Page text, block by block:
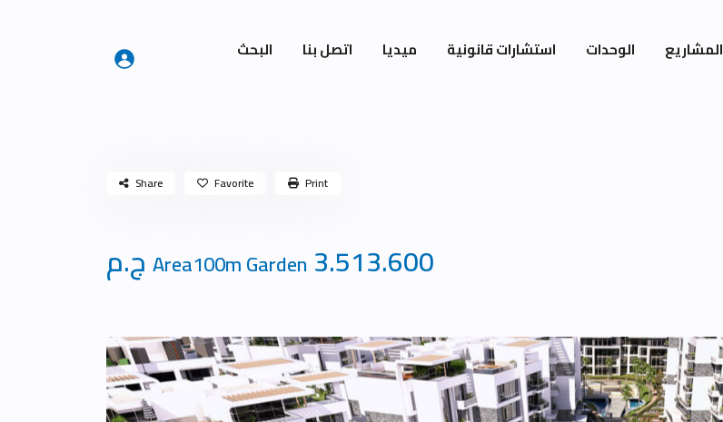
المشاريع الوحدات استشارات قانونية ميديا اتصل بنا البحث
3.513.600 ج.م
Share Favorite Print